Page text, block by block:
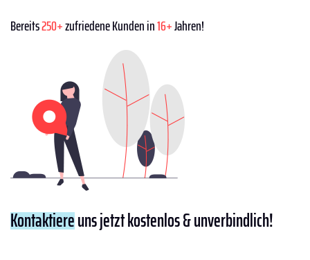
Bereits250+zufriedene Kunden in16+Jahren!
Kontaktiereuns jetzt kostenlos & unverbindlich!